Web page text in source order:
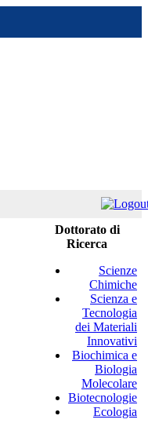
Dottorato di
Ricerca
Scienze
Chimiche
Scienza e
Tecnologia
dei Materiali
Innovativi
Biochimica e
Biologia
Molecolare
Biotecnologie
Ecologia